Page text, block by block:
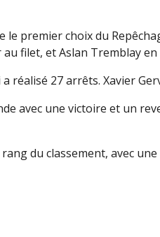
premier choix du
filet, et Aslan Tremblay
réalisé 27 arrêts. Xavier
avec une victoire et un
du classement, avec